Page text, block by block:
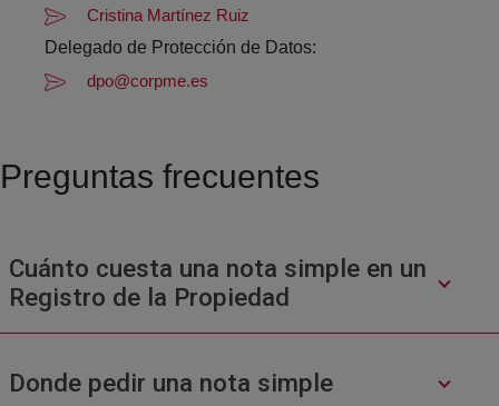
Cristina Martínez Ruiz
Delegado de Protección de Datos:
dpo@corpme.es
Preguntas frecuentes
Cuánto cuesta una nota simple en un
Registro de la Propiedad
Donde pedir una nota simple